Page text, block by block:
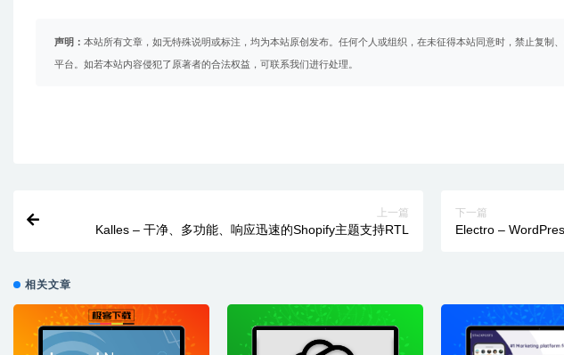
声明： 本站所有文章，如无特殊说明或标注，均为本站原创发布。任何个人或组织，在未征得本站同意时，禁止复制
平台。如若本站内容侵犯了原著者的合法权益，可联系我们进行处理。
上一篇
Kalles – 干净、多功能、响应迅速的Shopify主题支持RTL
下一篇
Electro –
相关文章